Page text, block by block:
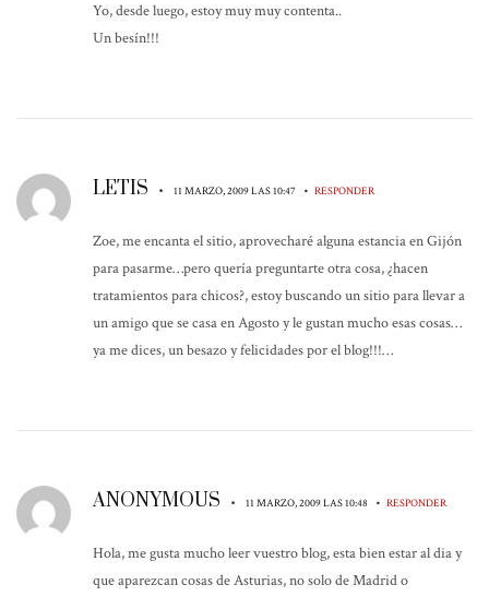
Yo, desde luego, estoy muy muy contenta..
Un besín!!!
LETIS • 11 MARZO, 2009 LAS 10:47 • RESPONDER
Zoe, me encanta el sitio, aprovecharé alguna estancia en Gijón
para pasarme…pero quería preguntarte otra cosa, ¿hacen
tratamientos para chicos?, estoy buscando un sitio para llevar a
un amigo que se casa en Agosto y le gustan mucho esas cosas…
ya me dices, un besazo y felicidades por el blog!!!…
ANONYMOUS • 11 MARZO, 2009 LAS 10:48 • RESPONDER
Hola, me gusta mucho leer vuestro blog, esta bien estar al dia y
que aparezcan cosas de Asturias, no solo de Madrid o